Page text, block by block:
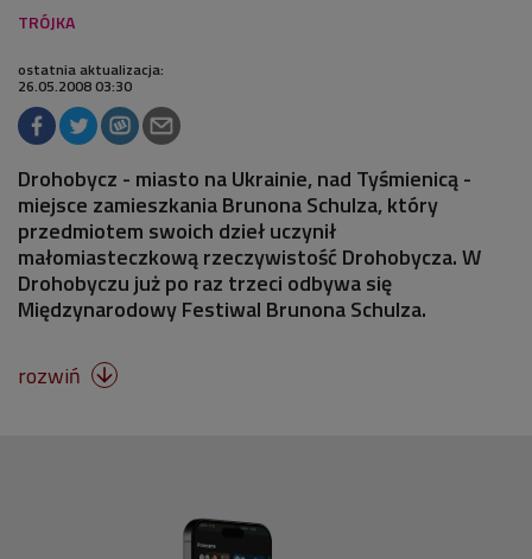
ostatnia aktualizacja:
26.05.2008 03:30
Drohobycz - miasto na Ukrainie, nad Tyśmienicą -
miejsce zamieszkania Brunona Schulza, który
przedmiotem swoich dzieł uczynił
małomiasteczkową rzeczywistość Drohobycza. W
Drohobyczu już po raz trzeci odbywa się
Międzynarodowy Festiwal Brunona Schulza.
rozwiń 